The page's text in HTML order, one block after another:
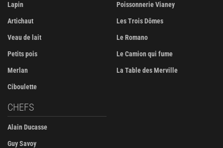
Lapin
Artichaut
Veau de lait
Petits pois
Merlan
Ciboulette
Poissonnerie Vianey
Les Trois Dômes
Le Romano
Le Camion qui fume
La Table des Merville
CHEFS
Alain Ducasse
Guy Savoy